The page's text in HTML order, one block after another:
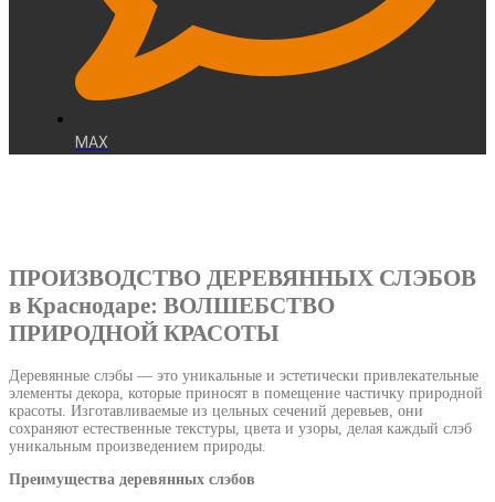
MAX
ПРОИЗВОДСТВО ДЕРЕВЯННЫХ СЛЭБОВ
в Краснодаре: ВОЛШЕБСТВО
ПРИРОДНОЙ КРАСОТЫ
Деревянные слэбы — это уникальные и эстетически привлекательные
элементы декора, которые приносят в помещение частичку природной
красоты. Изготавливаемые из цельных сечений деревьев, они
сохраняют естественные текстуры, цвета и узоры, делая каждый слэб
уникальным произведением природы.
Преимущества деревянных слэбов